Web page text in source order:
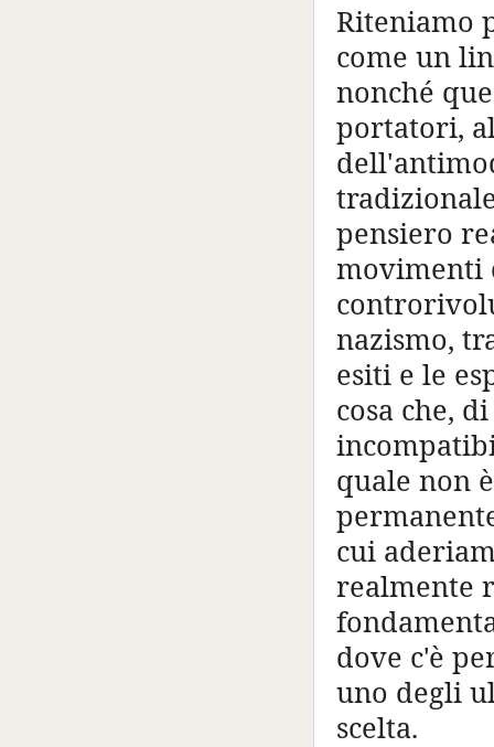
Riteniamo
come un
nonché
portatori,
pensiero
movimenti
nazismo,
esiti e le
cosa che,
quale non
cui
realmente
dove c'è
uno degli
scelta.